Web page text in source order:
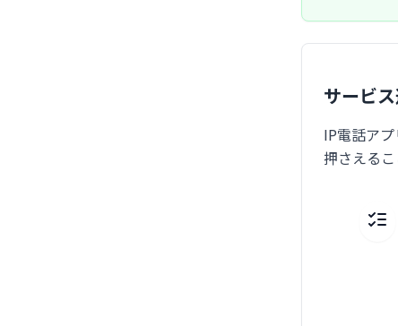
サービ
IP電話ア
押さえる